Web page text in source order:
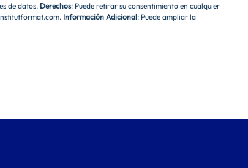
de datos. Derechos: Puede retirar su consentimiento en cualquier
Información Adicional: Puede ampliar la